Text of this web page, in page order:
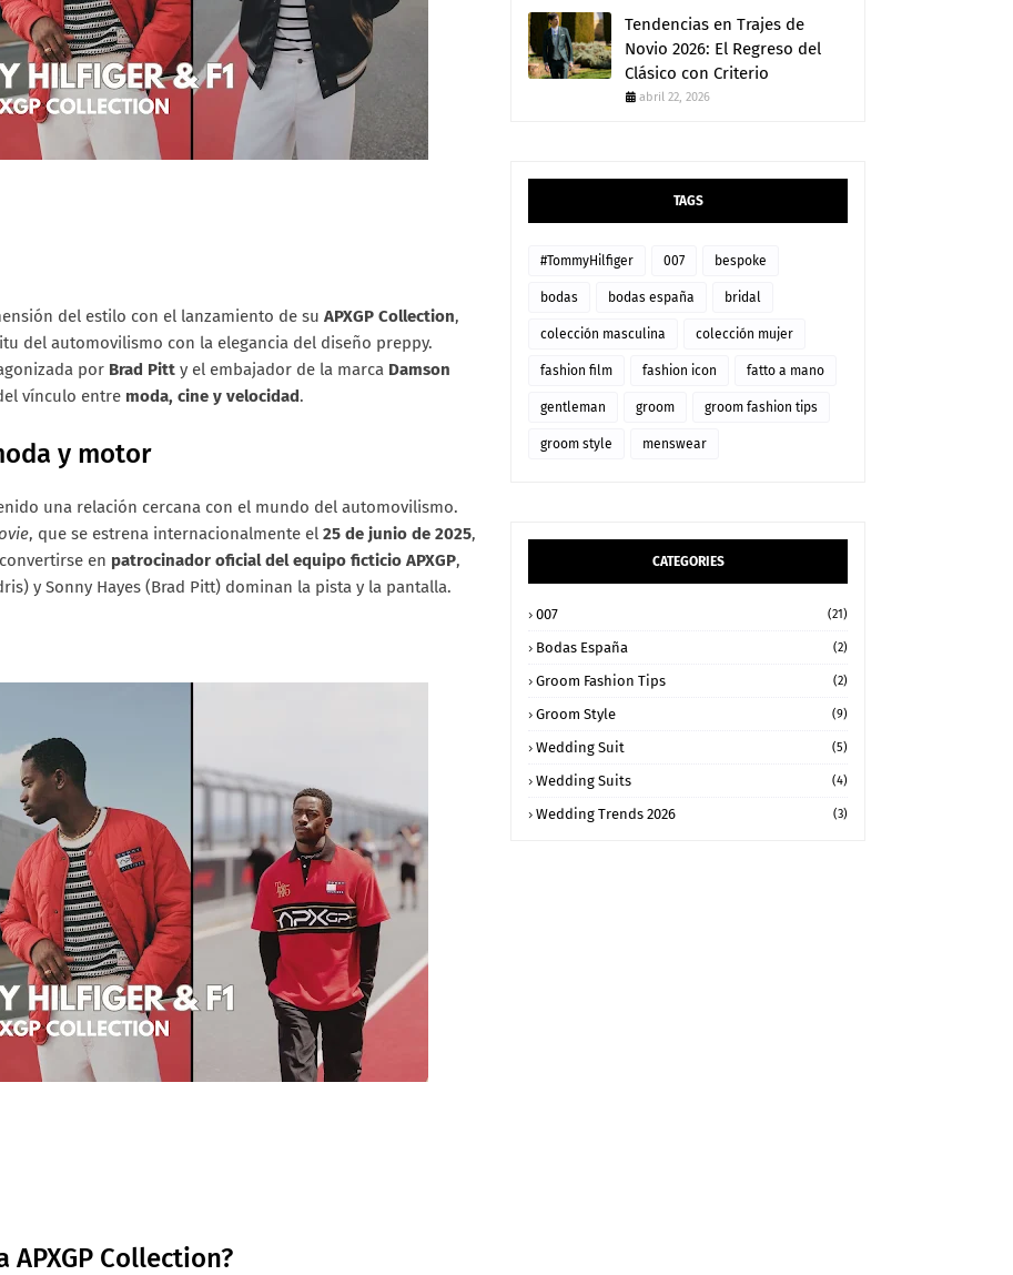
del estilo con el lanzamiento de su APXGP Collection,
del automovilismo con la elegancia del diseño preppy.
por Brad Pitt y el embajador de la marca Damson
vínculo entre moda, cine y velocidad.
y motor
una relación cercana con el mundo del automovilismo.
, que se estrena internacionalmente el 25 de junio de 2025,
en patrocinador oficial del equipo ficticio APXGP,
y Sonny Hayes (Brad Pitt) dominan la pista y la pantalla.
Collection?
Tendencias en Trajes de
Novio 2026: El Regreso del
Clásico con Criterio
abril 22, 2026
TAGS
#TommyHilfiger 007 bespoke
bodas bodas españa bridal
colección masculina colección mujer
fashion film fashion icon fatto a mano
gentleman groom groom fashion tips
groom style menswear
CATEGORIES
007 (21)
Bodas España (2)
Groom Fashion Tips (2)
Groom Style (9)
Wedding Suit (5)
Wedding Suits (4)
Wedding Trends 2026 (3)